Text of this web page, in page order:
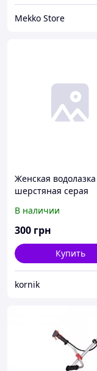
Mekko Store
Женская водолазка
шерстяная серая
В наличии
300 грн
Купить
kornik